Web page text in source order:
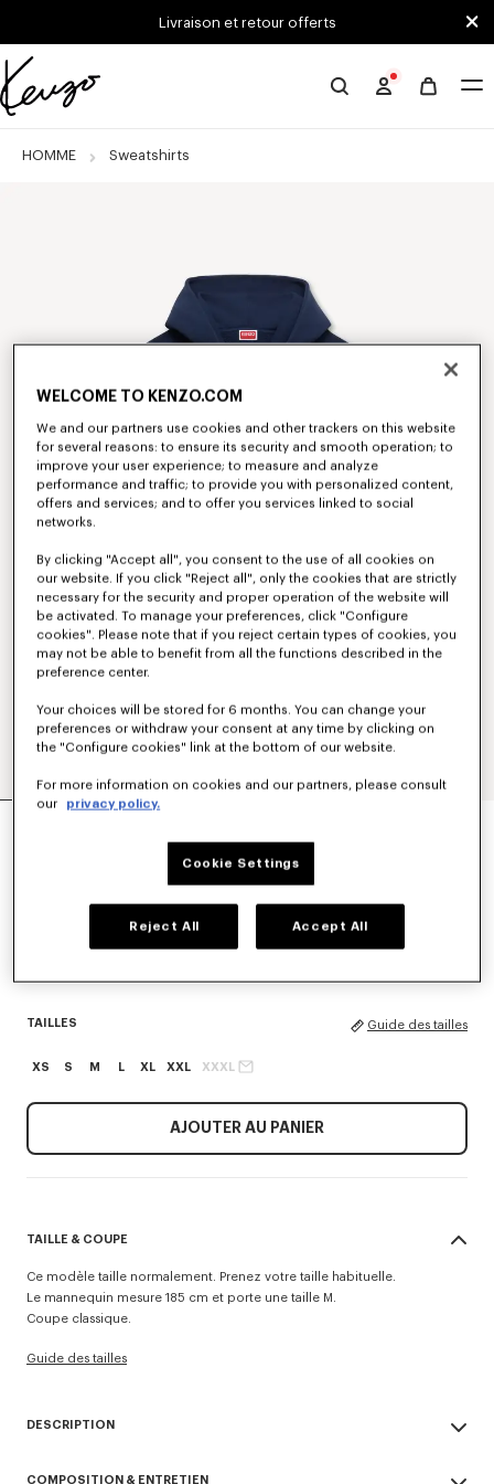
Skip to main content
Skip to footer contentLivraison et retour offerts
Site
KENZO
HOMME Sweatshirts
SWEATSHIRT À CAPUCHE ZIPPÉ BRODÉ 'KENZO
COULEUR :Bleu Noir
TAILLES Guide des tailles
XS S M L XL XXL XXXL
AJOUTER AU PANIER
TAILLE & COUPE
Ce modèle taille normalement. Prenez votre taille habituelle.
Le mannequin mesure 185 cm et porte une taille M.
Coupe classique.
Guide des tailles
DESCRIPTION
COMPOSITION & ENTRETIEN
WELCOME TO KENZO.COM
We and our partners use cookies and other trackers on this website
for several reasons: to ensure its security and smooth operation; to
improve your user experience; to measure and analyze
performance and traffic; to provide you with personalized content,
offers and services; and to offer you services linked to social
networks.
By clicking "Accept all", you consent to the use of all cookies on
our website. If you click "Reject all", only the cookies that are strictly
necessary for the security and proper operation of the website will
be activated. To manage your preferences, click "Configure
cookies". Please note that if you reject certain types of cookies, you
may not be able to benefit from all the functions described in the
preference center.
Your choices will be stored for 6 months. You can change your
preferences or withdraw your consent at any time by clicking on
the "Configure cookies" link at the bottom of our website.
For more information on cookies and our partners, please consult
our
privacy policy.
Cookie Settings
Reject All Accept All